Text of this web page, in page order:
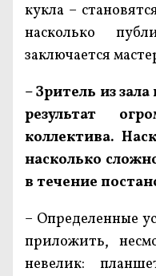
кукла –
насколько
заключается
– Зритель из
результат
коллектива.
насколько
в течение
– Определенные
приложить,
невелик: